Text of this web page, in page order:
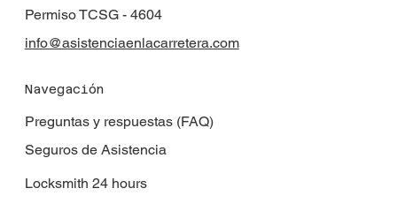
Permiso TCSG - 4604
info@asistenciaenlacarretera.com
Navegación
Preguntas y respuestas (FAQ)
Seguros de Asistencia
Locksmith 24 hours